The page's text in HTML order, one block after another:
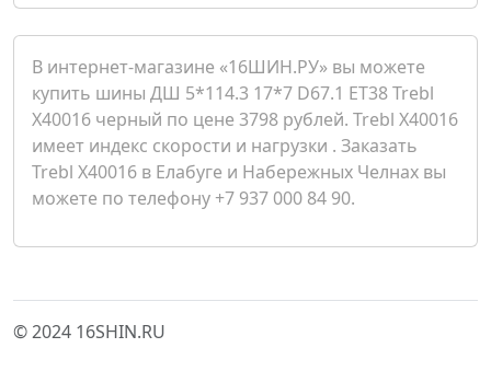
В интернет-магазине «16ШИН.РУ» вы можете
купить шины ДШ 5*114.3 17*7 D67.1 ET38 Trebl
X40016 черный по цене 3798 рублей. Trebl X40016
имеет индекс скорости и нагрузки . Заказать
Trebl X40016 в Елабуге и Набережных Челнах вы
можете по телефону +7 937 000 84 90.
© 2024 16SHIN.RU